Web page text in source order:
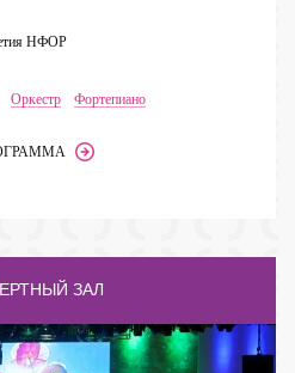
НФОР
Оркестр Фортепиано
ЗАЛ